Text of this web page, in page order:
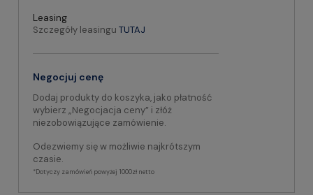
Leasing
Szczegóły leasingu TUTAJ
Negocjuj cenę
Dodaj produkty do koszyka, jako płatność
wybierz „Negocjacja ceny” i złóż
niezobowiązujące zamówienie.
Odezwiemy się w możliwie najkrótszym
czasie.
*Dotyczy zamówień powyżej 1000zł netto